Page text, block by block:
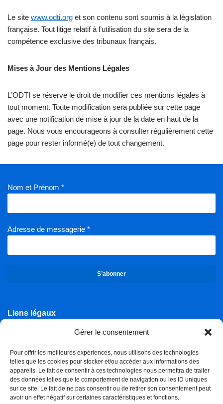
Gérer le consentement
Pour offrir les meilleures expériences, nous utilisons des technologies
telles que les cookies pour stocker et/ou accéder aux informations des
appareils. Le fait de consentir à ces technologies nous permettra de traiter
des données telles que le comportement de navigation ou les ID uniques
sur ce site. Le fait de ne pas consentir ou de retirer son consentement peut
avoir un effet négatif sur certaines caractéristiques et fonctions.
Le site www.odti.org et son contenu sont soumis à la législation
française. Tout litige relatif à l’utilisation du site sera de la
compétence exclusive des tribunaux français.
Mises à Jour des Mentions Légales
L’ODTI se réserve le droit de modifier ces mentions légales à
tout moment. Toute modification sera publiée sur cette page
avec une notification de mise à jour de la date en haut de la
page. Nous vous encourageons à consulter régulièrement cette
page pour rester informé(e) de tout changement.
Nom et Prénom *
Adresse de messagerie *
S’abonner
Liens légaux
RGPD
Nos offres
Offres d’emploi